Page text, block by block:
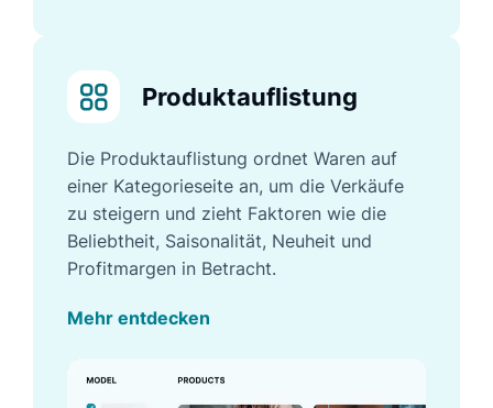
Produktauflistung
Die Produktauflistung ordnet Waren auf
einer Kategorieseite an, um die Verkäufe
zu steigern und zieht Faktoren wie die
Beliebtheit, Saisonalität, Neuheit und
Profitmargen in Betracht.
Mehr entdecken